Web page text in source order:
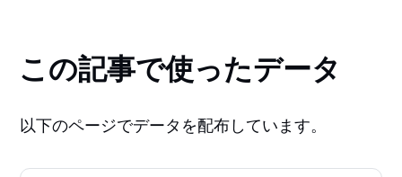
この記事で使ったデータ
以下のページでデータを配布しています。